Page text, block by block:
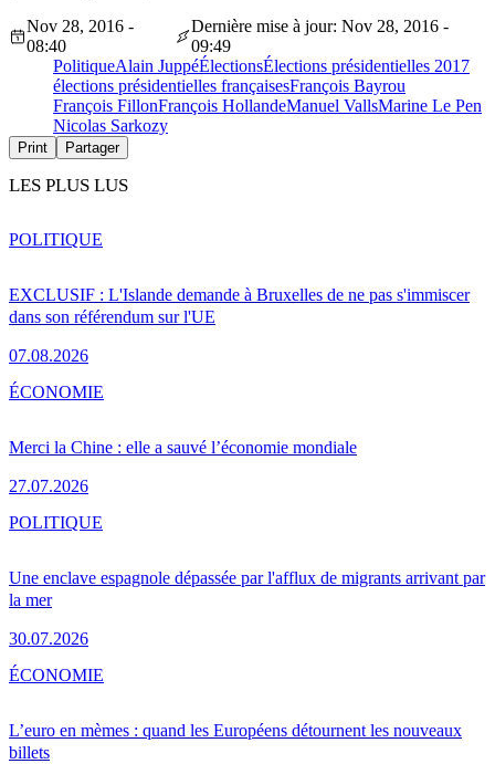
Nov 28, 2016 -
08:40
Dernière mise à jour: Nov 28, 2016 -
09:49
PolitiqueAlain JuppéÉlectionsÉlections présidentielles 2017
élections présidentielles françaisesFrançois Bayrou
François FillonFrançois HollandeManuel VallsMarine Le Pen
Nicolas Sarkozy
Print Partager
LES PLUS LUS
EXCLUSIF : L'Islande demande à Bruxelles de ne pas s'immiscer
dans son référendum sur l'UE
07.08.2026
POLITIQUE
Merci la Chine : elle a sauvé l’économie mondiale
27.07.2026
ÉCONOMIE
Une enclave espagnole dépassée par l'afflux de migrants arrivant par
la mer
30.07.2026
POLITIQUE
L’euro en mèmes : quand les Européens détournent les nouveaux
billets
ÉCONOMIE